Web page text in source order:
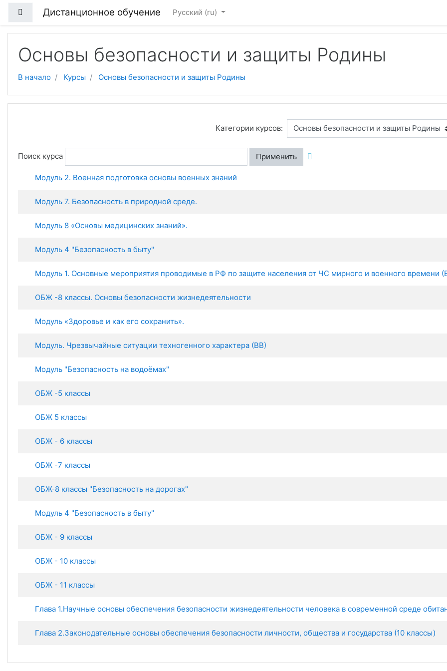
Боковая панель
Дистанционное обучение Русский ‎(ru)‎
Основы безопасности и защиты Родины
В начало Курсы Основы безопасности и защиты Родины
Категории курсов:
Поиск курса Применить
Модуль 2. Военная подготовка основы военных знаний
Модуль 7. Безопасность в природной среде.
Модуль 8 «Основы медицинских знаний».
Модуль 4 "Безопасность в быту"
Модуль 1. Основные мероприятия проводимые в РФ по защите населения от ЧС мирного и военного времени
ОБЖ -8 классы. Основы безопасности жизнедеятельности
Модуль «Здоровье и как его сохранить».
Модуль. Чрезвычайные ситуации техногенного характера (ВВ)
Модуль "Безопасность на водоёмах"
ОБЖ -5 классы
ОБЖ 5 классы
ОБЖ - 6 классы
ОБЖ -7 классы
ОБЖ-8 классы "Безопасность на дорогах"
Модуль 4 "Безопасность в быту"
ОБЖ - 9 классы
ОБЖ - 10 классы
ОБЖ - 11 классы
Глава 1.Научные основы обеспечения безопасности жизнедеятельности человека в современной среде
Глава 2.Законодательные основы обеспечения безопасности личности, общества и государства (10 классы)